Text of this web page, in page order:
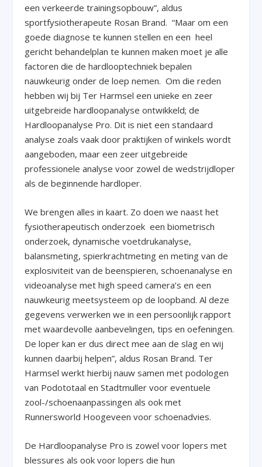
een verkeerde trainingsopbouw”, aldus
sportfysiotherapeute Rosan Brand. “Maar om een
goede diagnose te kunnen stellen en een heel
gericht behandelplan te kunnen maken moet je alle
factoren die de hardlooptechniek bepalen
nauwkeurig onder de loep nemen. Om die reden
hebben wij bij Ter Harmsel een unieke en zeer
uitgebreide hardloopanalyse ontwikkeld; de
Hardloopanalyse Pro. Dit is niet een standaard
analyse zoals vaak door praktijken of winkels wordt
aangeboden, maar een zeer uitgebreide
professionele analyse voor zowel de wedstrijdloper
als de beginnende hardloper.
We brengen alles in kaart. Zo doen we naast het
fysiotherapeutisch onderzoek een biometrisch
onderzoek, dynamische voetdrukanalyse,
balansmeting, spierkrachtmeting en meting van de
explosiviteit van de beenspieren, schoenanalyse en
videoanalyse met high speed camera’s en een
nauwkeurig meetsysteem op de loopband. Al deze
gegevens verwerken we in een persoonlijk rapport
met waardevolle aanbevelingen, tips en oefeningen.
De loper kan er dus direct mee aan de slag en wij
kunnen daarbij helpen”, aldus Rosan Brand. Ter
Harmsel werkt hierbij nauw samen met podologen
van Podototaal en Stadtmuller voor eventuele
zool-/schoenaanpassingen als ook met
Runnersworld Hoogeveen voor schoenadvies.
De Hardloopanalyse Pro is zowel voor lopers met
blessures als ook voor lopers die hun